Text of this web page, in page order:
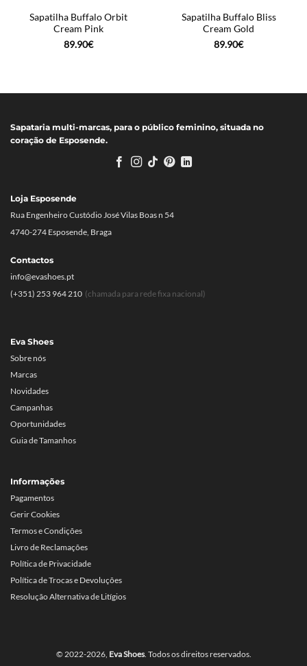
Sapatilha Buffalo Orbit
Cream Pink
89.90€
Sapatilha Buffalo Bliss
Cream Gold
89.90€
Sapataria multi-marcas, para o público feminino, situada no
coração de Esposende.
Eva Shoes
Sobre nós
Marcas
Novidades
Campanhas
Oportunidades
Guia de Tamanhos
Informações
Pagamentos
Gerir Cookies
Termos e Condições
Livro de Reclamações
Política de Privacidade
Política de Trocas e Devoluções
Resolução Alternativa de Litígios
Loja Esposende
Rua Engenheiro Custódio José Vilas Boas n 54
4740-274 Esposende, Braga
Contactos
info@evashoes.pt
(+351) 253 964 210 (chamada para rede fixa nacional)
© 2022-2026, Eva Shoes. Todos os direitos reservados.